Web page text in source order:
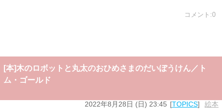
コメント:0
[本]木のロボットと丸太のおひめさまのだいぼうけん／ト
ム・ゴールド
2022年8月28日 (日) 23:45 TOPICS 絵本